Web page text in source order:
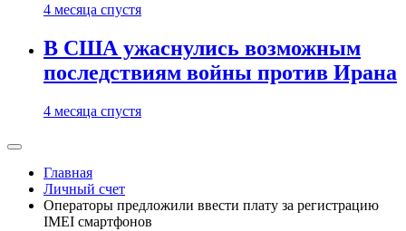
4 месяца спустя
В США ужаснулись возможным
последствиям войны против Ирана
4 месяца спустя
Главная
Личный счет
Операторы предложили ввести плату за регистрацию
IMEI смартфонов